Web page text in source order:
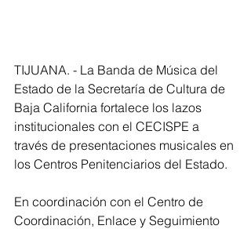
TIJUANA. - La Banda de Música del
Estado de la Secretaría de Cultura de
Baja California fortalece los lazos
institucionales con el CECISPE a
través de presentaciones musicales en
los Centros Penitenciarios del Estado.
En coordinación con el Centro de
Coordinación, Enlace y Seguimiento